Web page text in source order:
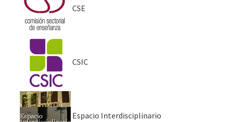
CSE
CSIC
Espacio Interdisciplinario